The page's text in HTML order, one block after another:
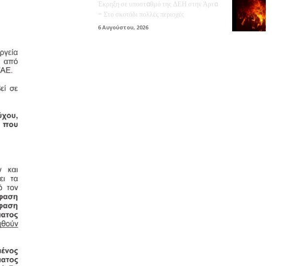
Έκρηξη σε υποσταθμό της ΔΕΗ στην Άρτα
– Στο σκοτάδι πολλές περιοχές
6 Αυγούστου, 2026